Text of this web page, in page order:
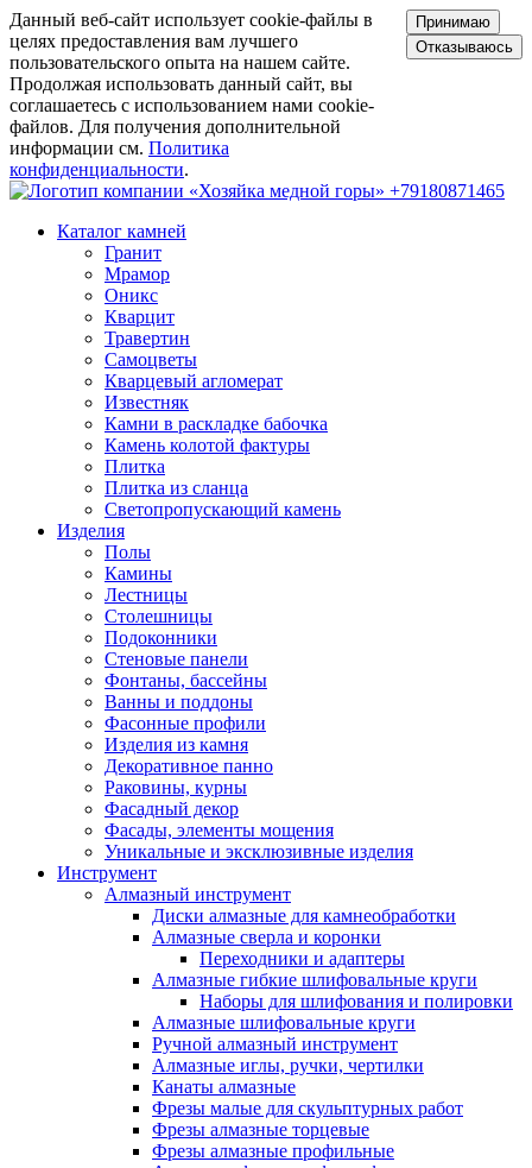
Данный веб-сайт использует cookie-файлы в
целях предоставления вам лучшего
пользовательского опыта на нашем сайте.
Продолжая использовать данный сайт, вы
соглашаетесь с использованием нами cookie-
файлов. Для получения дополнительной
информации см. Политика
конфиденциальности.
Принимаю
Отказываюсь
+79180871465
Каталог камней
Гранит
Мрамор
Оникс
Кварцит
Травертин
Самоцветы
Кварцевый агломерат
Известняк
Камни в раскладке бабочка
Камень колотой фактуры
Плитка
Плитка из сланца
Светопропускающий камень
Изделия
Полы
Камины
Лестницы
Столешницы
Подоконники
Стеновые панели
Фонтаны, бассейны
Ванны и поддоны
Фасонные профили
Изделия из камня
Декоративное панно
Раковины, курны
Фасадный декор
Фасады, элементы мощения
Уникальные и эксклюзивные изделия
Инструмент
Алмазный инструмент
Диски алмазные для камнеобработки
Алмазные сверла и коронки
Переходники и адаптеры
Алмазные гибкие шлифовальные круги
Наборы для шлифования и полировки
Алмазные шлифовальные круги
Ручной алмазный инструмент
Алмазные иглы, ручки, чертилки
Канаты алмазные
Фрезы малые для скульптурных работ
Фрезы алмазные торцевые
Фрезы алмазные профильные